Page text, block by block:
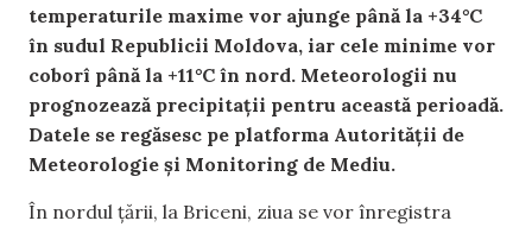
temperaturile maxime vor ajunge până la +34°C
în sudul Republicii Moldova, iar cele minime vor
coborî până la +11°C în nord. Meteorologii nu
prognozează precipitații pentru această perioadă.
Datele se regăsesc pe platforma Autorității de
Meteorologie și Monitoring de Mediu.
În nordul țării, la Briceni, ziua se vor înregistra